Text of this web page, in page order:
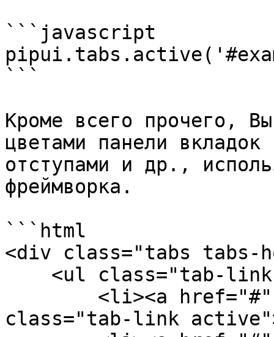
```javascript
```
Кроме всего прочего,
цветами панели
отступами и др.,
фреймворка.
```html
<div class="tabs tabs-
class="tab-link